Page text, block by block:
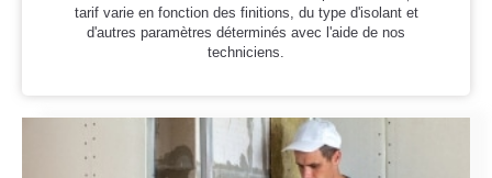
tarif varie en fonction des finitions, du type d'isolant et
d'autres paramètres déterminés avec l'aide de nos
techniciens.